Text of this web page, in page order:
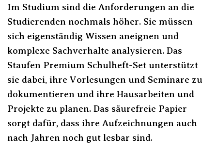
Im Studium sind die Anforderungen an die
Studierenden nochmals höher. Sie müssen
sich eigenständig Wissen aneignen und
komplexe Sachverhalte analysieren. Das
Staufen Premium Schulheft-Set unterstützt
sie dabei, ihre Vorlesungen und Seminare zu
dokumentieren und ihre Hausarbeiten und
Projekte zu planen. Das säurefreie Papier
sorgt dafür, dass ihre Aufzeichnungen auch
nach Jahren noch gut lesbar sind.